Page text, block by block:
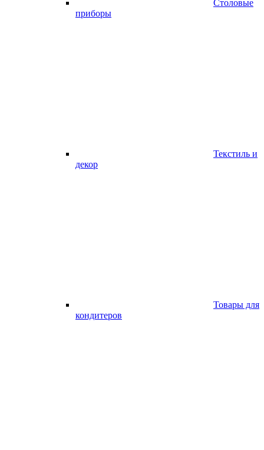
Столовые
приборы
Текстиль и
декор
Товары для
кондитеров